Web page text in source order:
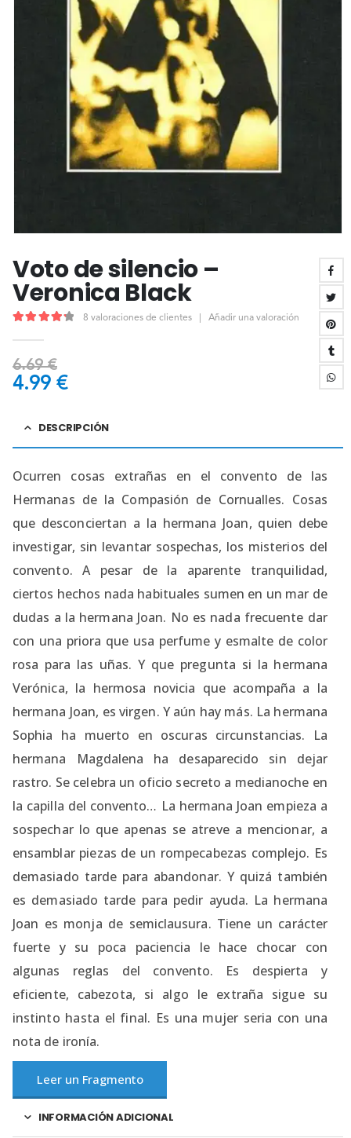
Voto de silencio –
Veronica Black
8 valoraciones de clientes Añadir una valoración
6.69€
4.99 €
DESCRIPCIÓN
Ocurren cosas extrañas en el convento de las
Hermanas de la Compasión de Cornualles. Cosas
que desconciertan a la hermana Joan, quien debe
investigar, sin levantar sospechas, los misterios del
convento. A pesar de la aparente tranquilidad,
ciertos hechos nada habituales sumen en un mar de
dudas a la hermana Joan. No es nada frecuente dar
con una priora que usa perfume y esmalte de color
rosa para las uñas. Y que pregunta si la hermana
Verónica, la hermosa novicia que acompaña a la
hermana Joan, es virgen. Y aún hay más. La hermana
Sophia ha muerto en oscuras circunstancias. La
hermana Magdalena ha desaparecido sin dejar
rastro. Se celebra un oficio secreto a medianoche en
la capilla del convento… La hermana Joan empieza a
sospechar lo que apenas se atreve a mencionar, a
ensamblar piezas de un rompecabezas complejo. Es
demasiado tarde para abandonar. Y quizá también
es demasiado tarde para pedir ayuda. La hermana
Joan es monja de semiclausura. Tiene un carácter
fuerte y su poca paciencia le hace chocar con
algunas reglas del convento. Es despierta y
eficiente, cabezota, si algo le extraña sigue su
instinto hasta el final. Es una mujer seria con una
nota de ironía.
Leer un Fragmento
INFORMACIÓN ADICIONAL